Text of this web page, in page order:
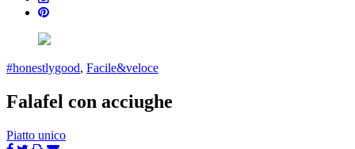
#honestlygood, Facile&veloce
Falafel con acciughe
Piatto unico